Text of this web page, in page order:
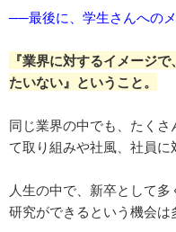
──最後に、学生さんへの
『業界に対するイメージ
たいない』ということ。
同じ業界の中でも、たく
て取り組みや社風、社員に
人生の中で、新卒として
研究ができるという機会は